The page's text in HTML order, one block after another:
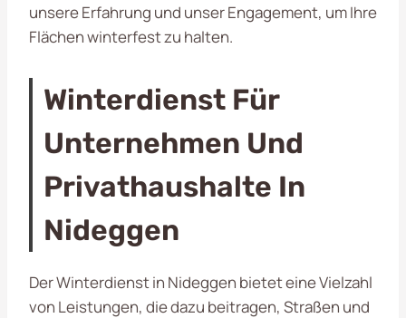
unsere Erfahrung und unser Engagement, um Ihre
Flächen winterfest zu halten.
Winterdienst Für
Unternehmen Und
Privathaushalte In
Nideggen
Der Winterdienst in Nideggen bietet eine Vielzahl
von Leistungen, die dazu beitragen, Straßen und